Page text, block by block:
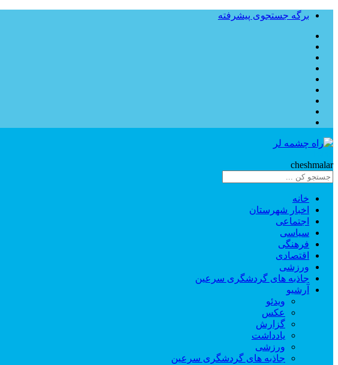
برگه جستجوی پیشرفته
cheshmalar
خانه
اخبار شهرستان
اجتماعی
سیاسی
فرهنگی
اقتصادی
ورزشی
جاذبه های گردشگری سرعین
آرشیو
ویدئو
عکس
گزارش
یادداشت
ورزشی
جاذبه های گردشگری سرعین